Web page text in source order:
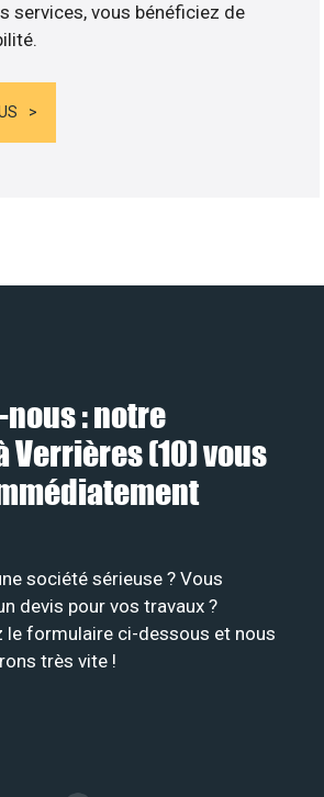
services, vous bénéficiez de
: notre
Verrières (10) vous
société sérieuse ? Vous
devis pour vos travaux ?
le formulaire ci-dessous et nous
très vite !